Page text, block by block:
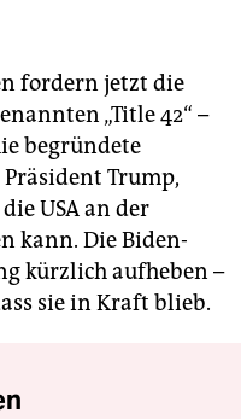
fordern jetzt die
„Title 42“ –
begründete
Trump,
USA an der
kann. Die Biden-
kürzlich aufheben –
sie in Kraft blieb.